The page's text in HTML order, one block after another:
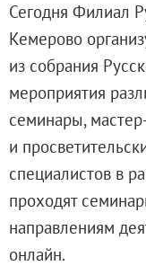
Коллекции
Сегодня Филиал
Кемерово
из собрания
мероприятия
семинары,
и
специалистов в
проходят
направлениям
онлайн.